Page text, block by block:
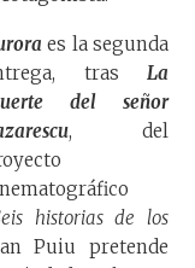
es la segunda
tras La
del señor
, del
historias de los
Puiu pretende